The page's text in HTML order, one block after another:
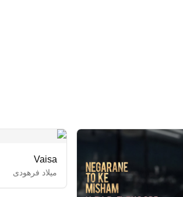
Vaisa
میلاد فرهودی